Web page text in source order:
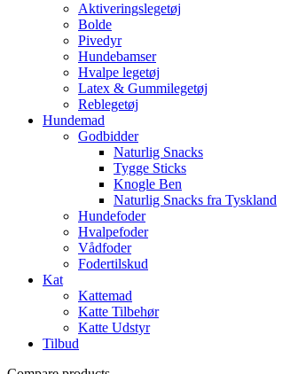
Aktiveringslegetøj
Bolde
Pivedyr
Hundebamser
Hvalpe legetøj
Latex & Gummilegetøj
Reblegetøj
Hundemad
Godbidder
Naturlig Snacks
Tygge Sticks
Knogle Ben
Naturlig Snacks fra Tyskland
Hundefoder
Hvalpefoder
Vådfoder
Fodertilskud
Kat
Kattemad
Katte Tilbehør
Katte Udstyr
Tilbud